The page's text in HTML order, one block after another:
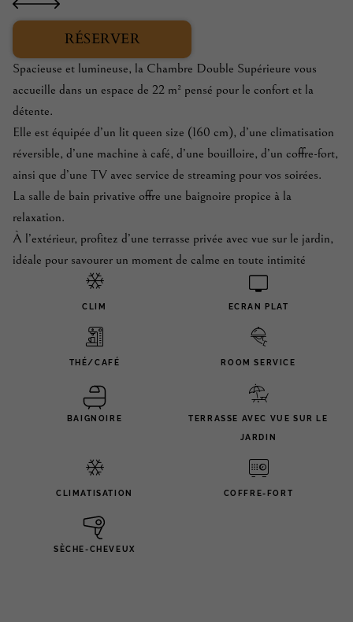
RÉSERVER
Spacieuse et lumineuse, la Chambre Double Supérieure vous
accueille dans un espace de 22 m² pensé pour le confort et la
détente.
Elle est équipée d’un lit queen size (160 cm), d’une climatisation
réversible, d’une machine à café, d’une bouilloire, d’un coffre-fort,
ainsi que d’une TV avec service de streaming pour vos soirées.
La salle de bain privative offre une baignoire propice à la
relaxation.
À l’extérieur, profitez d’une terrasse privée avec vue sur le jardin,
idéale pour savourer un moment de calme en toute intimité
CLIM ECRAN PLAT
THÉ/CAFÉ ROOM SERVICE
BAIGNOIRE TERRASSE AVEC VUE SUR LE
JARDIN
CLIMATISATION COFFRE-FORT
SÈCHE-CHEVEUX